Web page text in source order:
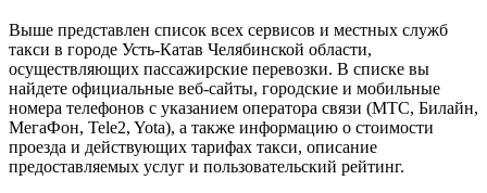
Выше представлен список всех сервисов и местных служб
такси в городе Усть-Катав Челябинской области,
осуществляющих пассажирские перевозки. В списке вы
найдете официальные веб-сайты, городские и мобильные
номера телефонов с указанием оператора связи (МТС, Билайн,
МегаФон, Tele2, Yota), а также информацию о стоимости
проезда и действующих тарифах такси, описание
предоставляемых услуг и пользовательский рейтинг.